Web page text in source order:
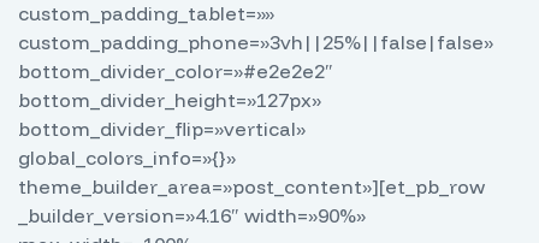
custom_padding_tablet=»»
custom_padding_phone=»3vh||25%||false|false»
bottom_divider_color=»#e2e2e2″
bottom_divider_height=»127px»
bottom_divider_flip=»vertical»
global_colors_info=»{}»
theme_builder_area=»post_content»][et_pb_row
_builder_version=»4.16″ width=»90%»